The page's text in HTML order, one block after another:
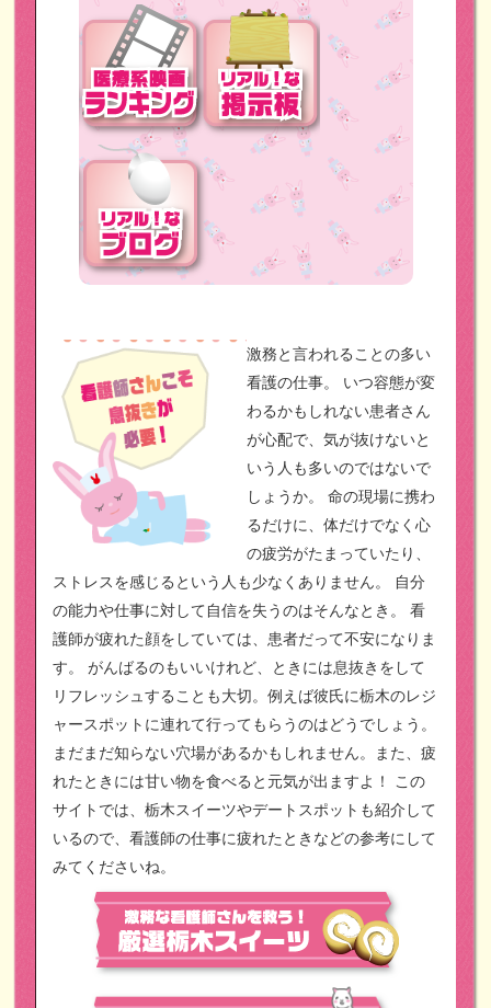
激務と言われることの多い
看護の仕事。
いつ容態が変
わるかもしれない患者さん
が心配で、気が抜けないと
いう人も多いのではないで
しょうか。
命の現場に携わ
るだけに、体だけでなく心
の疲労がたまっていたり、
ストレスを感じるという人も少なくありません。
自分
の能力や仕事に対して自信を失うのはそんなとき。
看
護師が疲れた顔をしていては、患者だって不安になりま
す。
がんばるのもいいけれど、ときには息抜きをして
リフレッシュすることも大切。例えば彼氏に栃木のレジ
ャースポットに連れて行ってもらうのはどうでしょう。
まだまだ知らない穴場があるかもしれません。また、疲
れたときには甘い物を食べると元気が出ますよ！
この
サイトでは、栃木スイーツやデートスポットも紹介して
いるので、看護師の仕事に疲れたときなどの参考にして
みてくださいね。